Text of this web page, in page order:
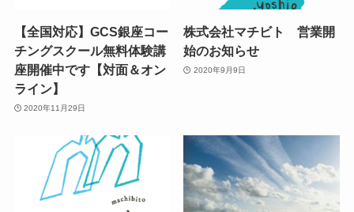
【全国対応】GCS銀座コー
チングスクール無料体験講
座開催中です【対面＆オン
ライン】
2020年11月29日
株式会社マチビト 営業開
始のお知らせ
2020年9月9日